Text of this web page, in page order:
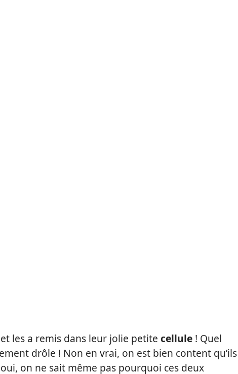
les a remis dans leur jolie petite cellule ! Quel
drôle ! Non en vrai, on est bien content qu’ils
on ne sait même pas pourquoi ces deux